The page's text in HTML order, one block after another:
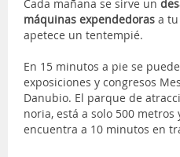
Cada mañana se sirve un
máquinas expendedoras a
apetece un tentempié.
En 15 minutos a pie se
exposiciones y congresos
Danubio. El parque de
noria, está a solo 500
encuentra a 10 minutos en